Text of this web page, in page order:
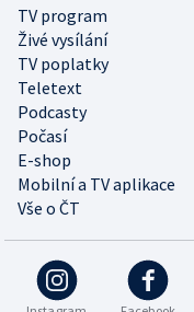
TV program
Živé vysílání
TV poplatky
Teletext
Podcasty
Počasí
E-shop
Mobilní a TV aplikace
Vše o ČT